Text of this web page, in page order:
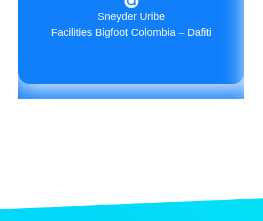
Sneyder Uribe
Facilities Bigfoot Colombia – Dafiti